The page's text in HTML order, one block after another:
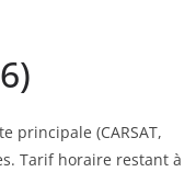
principale (CARSAT,
Tarif horaire restant à